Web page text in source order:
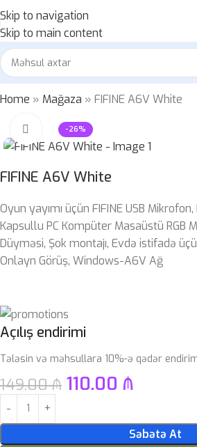
Skip to navigation
Skip to main content
Home » Mağaza » FIFINE A6V White
-26%
Böyütmək üçün klikləyin
FIFINE A6V White
Oyun yayımı üçün FIFINE USB
Kapsullu PC Kompüter Masaüstü RGB
Düyməsi, Şok montajı, Evdə istifadə
Onlayn Görüş, Windows-A6V Ağ
Açılış endirimi
Tələsin və məhsullara 10%-ə qədər
149.00₼ 110.00 ₼
Səbətə At